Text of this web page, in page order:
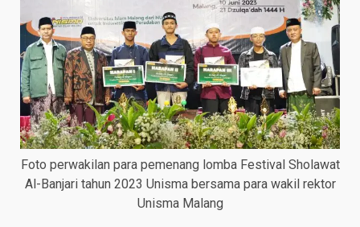
Foto perwakilan para pemenang lomba Festival Sholawat
Al-Banjari tahun 2023 Unisma bersama para wakil rektor
Unisma Malang